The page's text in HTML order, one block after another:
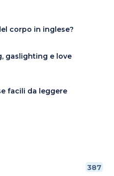
corpo in inglese?
gaslighting e love
facili da leggere
387